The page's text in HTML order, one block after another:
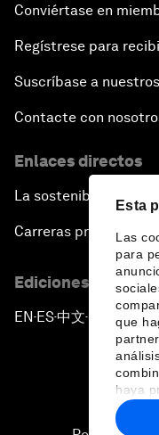
Esta
Las
para
que
haya
hecho
Conviértase en
Regístrese para
Suscríbase a
Contacte con
Enlaces directos
La sostenibilidad en el
Carreras
Ediciones en
EN ▪ ES▪中文▪ 日本語